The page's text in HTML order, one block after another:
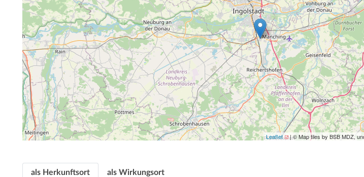
Leaflet | © Map tiles by BSB MDZ,
als Herkunftsort als Wirkungsort